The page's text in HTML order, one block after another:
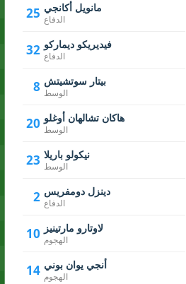
25 مانويل أكانجي
الدفاع
32 فيديريكو ديماركو
الدفاع
8 بيتار سوتشيتش
الوسط
20 هاكان تشالهان أوغلو
الوسط
23 نيكولو باريلا
الوسط
2 دينزل دومفريس
الدفاع
10 لاوتارو مارتينيز
الهجوم
14 أنجي يوان بوني
الهجوم